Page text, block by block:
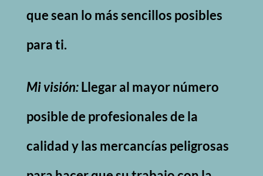
que sean lo más sencillos posibles
para ti.
Mi visión:Llegar al mayor número
posible de profesionales de la
calidad y las mercancías peligrosas